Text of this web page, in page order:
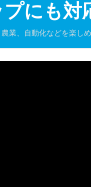
にも対
業、自動化などを楽しめ